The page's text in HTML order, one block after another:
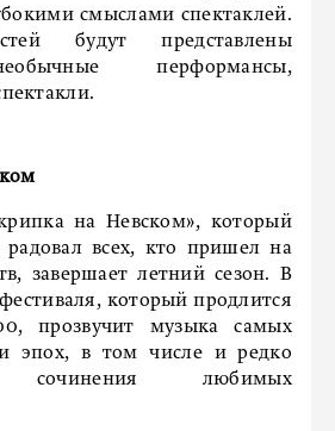
смыслами спектаклей.
будут представлены
перформансы,
на Невском», который
радовал всех, кто пришел на
завершает летний сезон. В
который продлится
прозвучит музыка самых
эпох, в том числе и редко
сочинения любимых